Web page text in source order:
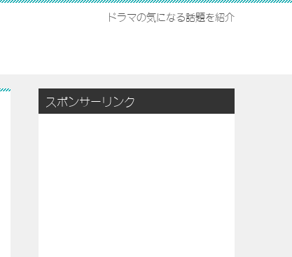
ドラマの気になる話題を紹介
スポンサーリンク